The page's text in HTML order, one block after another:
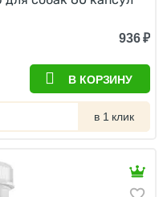
936₽
В КОРЗИНУ
в 1 клик